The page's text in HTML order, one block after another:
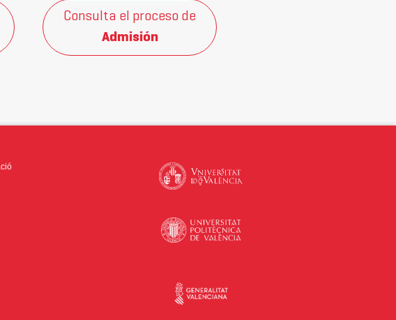
Consulta el proceso de
Admisión